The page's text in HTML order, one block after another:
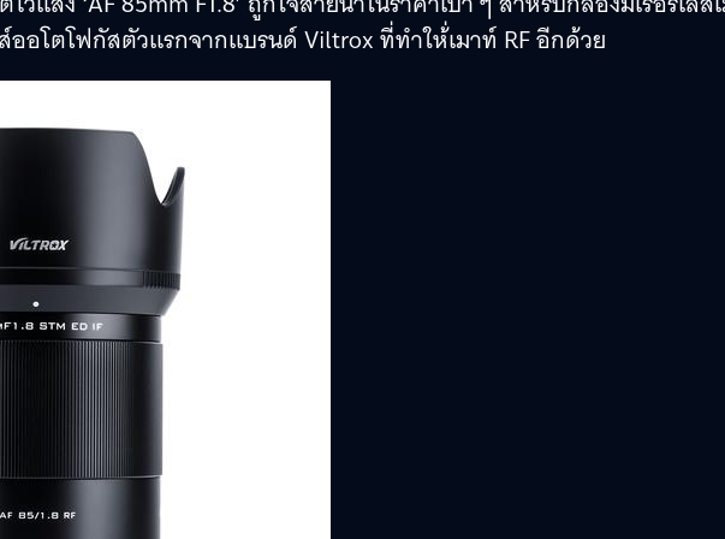
ออโตโฟกัสตัวแรกจากแบรนด์ Viltrox ที่ทำให้่เมาท์ RF อีกด้วย